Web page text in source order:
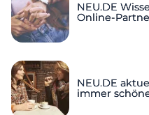
NEU.DE
Online-
NEU.DE
immer